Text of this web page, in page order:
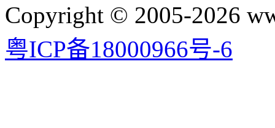
Copyright © 2005-2026
粤ICP备18000966号-6